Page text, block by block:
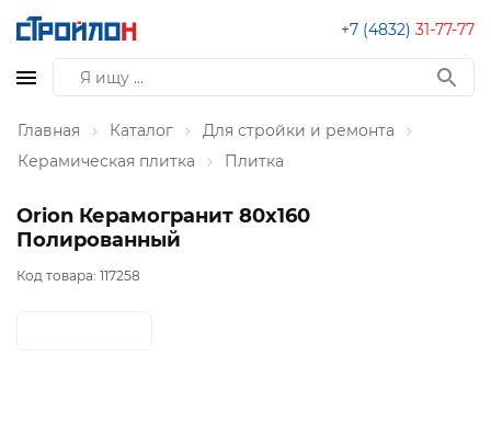
+7 (4832) 31-77-77
Главная Каталог
Для стройки и ремонта
Керамическая плитка
Плитка
Orion Керамогранит 80х160
Полированный
Код товара: 117258